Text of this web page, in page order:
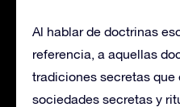
Al hablar de doctrinas
referencia, a aquellas
tradiciones secretas que
sociedades secretas y